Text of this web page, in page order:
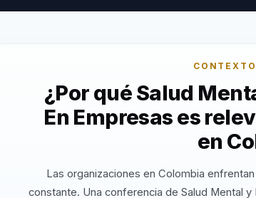
¿Por qué Salud
En Empresas es
en
Las organizaciones en Colombia
constante. Una conferencia de Salud Mental